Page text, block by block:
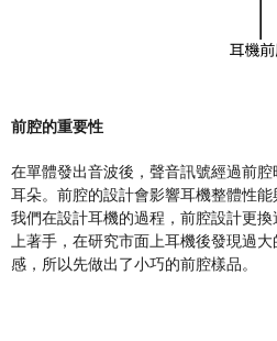
前腔的重要性
在單體發出音波後，聲音訊號經過前
耳朵。前腔的設計會影響耳機整體性
我們在設計耳機的過程，前腔設計更
上著手，在研究市面上耳機後發現過
感，所以先做出了小巧的前腔樣品。